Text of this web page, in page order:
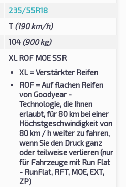
235/55R18
T (190 km/h)
104 (900 kg)
XL ROF MOE SSR
XL= Verstärkter Reifen
ROF = Auf flachen Reifen
von Goodyear -
Technologie, die Ihnen
erlaubt, für 80 km bei einer
Höchstgeschwindigkeit von
80 km / h weiter zu fahren,
wenn Sie den Druck ganz
oder teilweise verlieren (nur
für Fahrzeuge mit Run Flat
- RunFlat, RFT, MOE, EXT,
ZP)